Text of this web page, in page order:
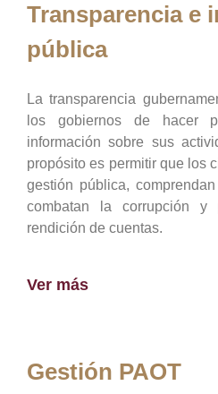
Transparencia e
pública
La transparencia
los gobiernos de hacer
información sobre sus
propósito es permitir que los
gestión pública,
combatan la corrupción y
rendición de cuentas.
Ver más
Gestión PAOT